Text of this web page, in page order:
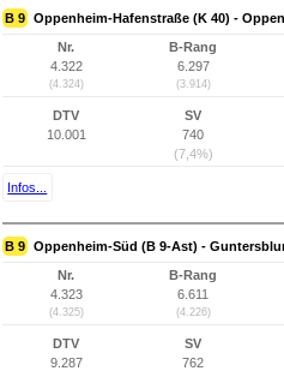
B 9 Oppenheim-Hafenstraße (K 40) -
Nr.
4.322
(4.324)
B-Rang
6.297
(3.914)
DTV
10.001
SV
740
(7,4%)
Infos...
B 9 Oppenheim-Süd (B 9-Ast) -
Nr.
4.323
(4.325)
B-Rang
6.611
(4.226)
DTV
9.287
SV
762